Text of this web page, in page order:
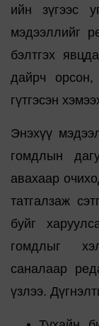
ийн зүгээс
мэдээллийг
бэлтгэх
дайрч
гүтгэсэн
Энэхүү
гомдлын
авахаар
татгалзаж
буйг
гомдлыг
саналаар
үзлээ.